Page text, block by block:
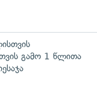
გამო 1 წლითა